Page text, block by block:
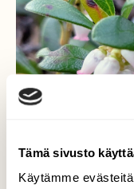
Tämä sivusto
Käytämme